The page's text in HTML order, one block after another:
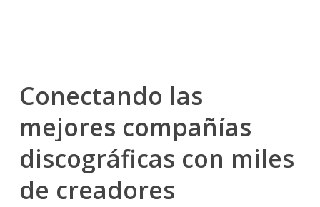
Conectando las
mejores compañías
discográficas con miles
de creadores